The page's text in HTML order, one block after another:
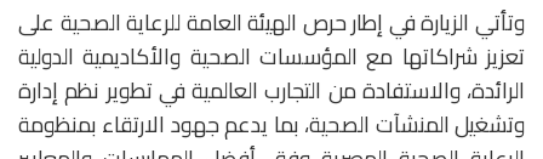
وتأتي الزيارة في إطار حرص الهيئة العامة للرعاية الصحية على
تعزيز شراكاتها مع المؤسسات الصحية والأكاديمية الدولية
الرائدة، والاستفادة من التجارب العالمية في تطوير نظم إدارة
وتشغيل المنشآت الصحية، بما يدعم جهود الارتقاء بمنظومة